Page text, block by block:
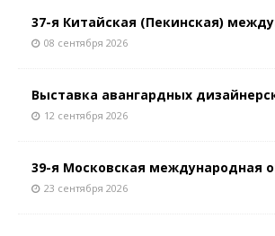
37-я Китайская (Пекинская)
08 сентября 2026
Выставка авангардных
12 сентября 2026
39-я Московская международная
23 сентября 2026